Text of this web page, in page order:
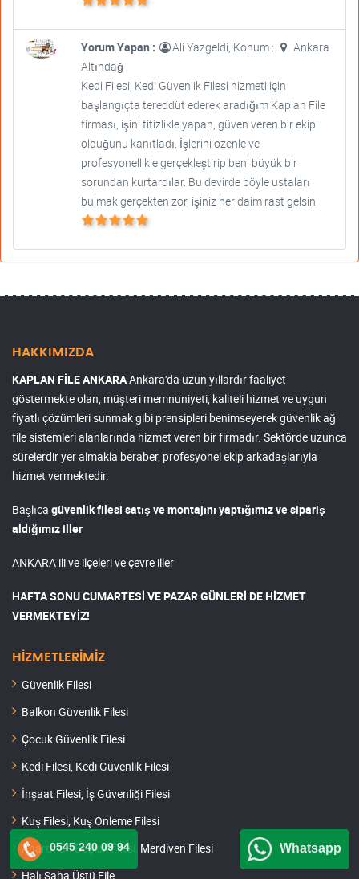
Yorum Yapan : Ali Yazgeldi, Konum :
Ankara
Altındağ
Kedi Filesi, Kedi Güvenlik Filesi hizmeti için
başlangıçta tereddüt ederek aradığım Kaplan File
firması, işini titizlikle yapan, güven veren bir ekip
olduğunu kanıtladı. İşlerini özenle ve
profesyonellikle gerçekleştirip beni büyük bir
sorundan kurtardılar. Bu devirde böyle ustaları
bulmak gerçekten zor, işiniz her daim rast gelsin
HAKKIMIZDA
KAPLAN FİLE ANKARAAnkara'da uzun yıllardır faaliyet
göstermekte olan, müşteri memnuniyeti, kaliteli hizmet ve uygun
fiyatlı çözümleri sunmak gibi prensipleri benimseyerek güvenlik ağ
file sistemleri alanlarında hizmet veren bir firmadır. Sektörde uzunca
sürelerdir yer almakla beraber, profesyonel ekip arkadaşlarıyla
hizmet vermektedir.
Başlıca güvenlik filesi satış ve montajını yaptığımız ve sipariş
aldığımız iller
ANKARA ili ve ilçeleri ve çevre iller
HAFTA SONU CUMARTESİ VE PAZAR GÜNLERİ DE HİZMET
VERMEKTEYİZ!
HİZMETLERİMİZ
Güvenlik Filesi
Balkon Güvenlik Filesi
Çocuk Güvenlik Filesi
Kedi Filesi, Kedi Güvenlik Filesi
İnşaat Filesi, İş Güvenliği Filesi
Kuş Filesi, Kuş Önleme Filesi
Apartman Boşluk Filesi, Merdiven Filesi
Halı Saha Üstü File
0545 240 09 94 Whatsapp